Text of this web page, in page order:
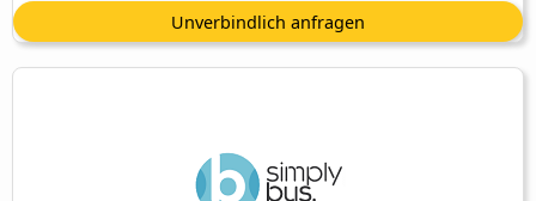
Unverbindlich anfragen